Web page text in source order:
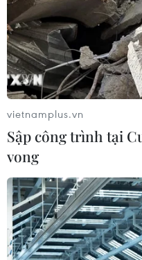
Tầm quan trọng
dựng trật tự pháp
18/06/2019 05:26
vietnamplus.vn
Sập công trình tại
vong